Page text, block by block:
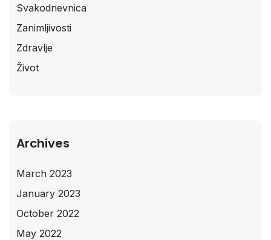
Svakodnevnica
Zanimljivosti
Zdravlje
Život
Archives
March 2023
January 2023
October 2022
May 2022